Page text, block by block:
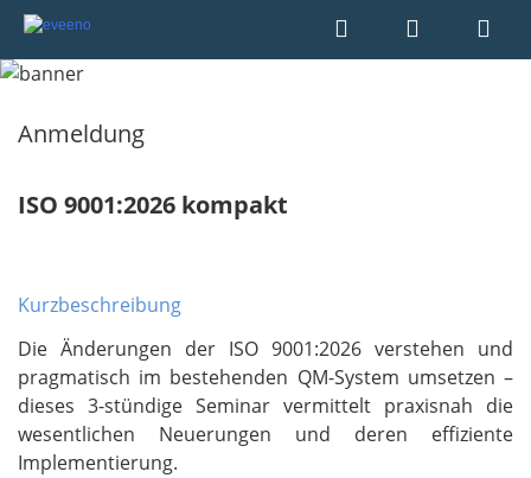
Anmeldung
ISO 9001:2026 kompakt
Kurzbeschreibung
Die Änderungen der ISO 9001:2026 verstehen und
pragmatisch im bestehenden QM-System umsetzen –
dieses 3-stündige Seminar vermittelt praxisnah die
wesentlichen Neuerungen und deren effiziente
Implementierung.